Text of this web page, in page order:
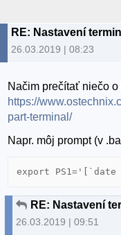
RE: Nastavení
26.03.2019 | 08:23
Načim prečítať niečo
https://
part-terminal/
Napr. môj prompt (v
export PS1='[`date
RE: Nastavení
26.03.2019 | 09:51